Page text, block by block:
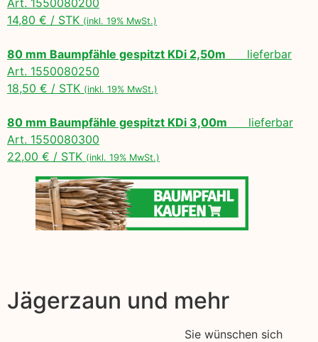
14,80 € / STK (inkl. 19% MwSt.)
80 mm Baumpfähle gespitzt KDi 2,50m lieferbar
Art. 1550080250
18,50 € / STK (inkl. 19% MwSt.)
80 mm Baumpfähle gespitzt KDi 3,00m lieferbar
Art. 1550080300
22,00 € / STK (inkl. 19% MwSt.)
Jägerzaun und mehr
Sie wünschen sich